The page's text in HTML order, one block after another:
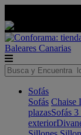
Baleares Canarias
Sofás
Sofás Chaise
plazasSofás 3
exterior